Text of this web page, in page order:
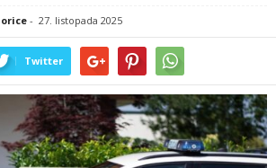
- 27. listopada 2025
Twitter